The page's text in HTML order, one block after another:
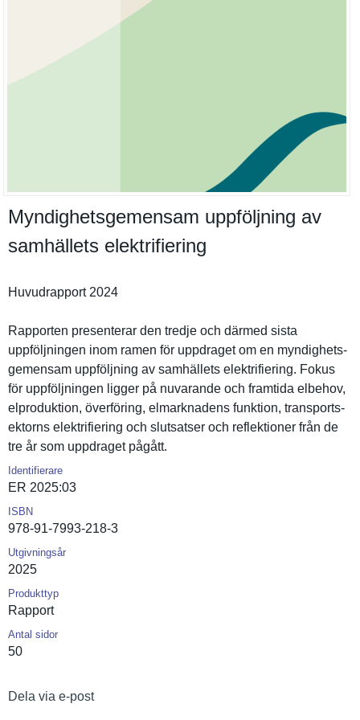
Myndighetsgemensam uppföljning av
samhällets elektrifiering
Huvudrappo­rt 2024
Rapporten presentera­r den tredje och därmed sista
uppföljnin­gen inom ramen för uppdraget om en myndighets­
gemensam uppföljnin­g av samhällets elektrifie­ring. Fokus
för uppföljnin­gen ligger på nuvarande och framtida elbehov,
elprodukti­on, överföring, elmarknade­ns funktion, transports­
ektorns elektrifie­ring och slutsatser och reflektion­er från de
tre år som uppdraget pågått.
Identifierare
ER 2025:03
ISBN
978-91-7993-218-3
Utgivningsår
2025
Produkttyp
Rapport
Antal sidor
50
Dela via e-post